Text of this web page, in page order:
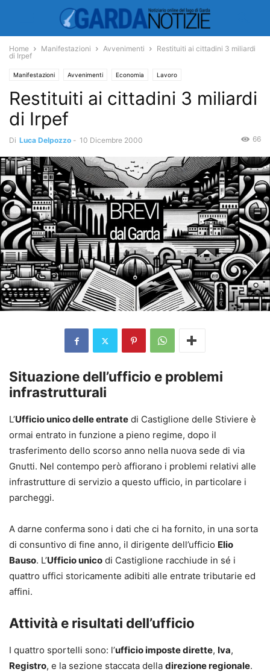
Home Manifestazioni Avvenimenti
Restituiti ai cittadini 3 miliardi
di Irpef
Manifestazioni Avvenimenti Economia Lavoro
Restituiti ai cittadini 3 miliardi
di Irpef
Di Luca Delpozzo - 10 Dicembre 2000 66
Situazione dell’ufficio e problemi
infrastrutturali
L’Ufficio unico delle entrate di Castiglione delle Stiviere è
ormai entrato in funzione a pieno regime, dopo il
trasferimento dello scorso anno nella nuova sede di via
Gnutti. Nel contempo però affiorano i problemi relativi alle
infrastrutture di servizio a questo ufficio, in particolare i
parcheggi.
A darne conferma sono i dati che ci ha fornito, in una sorta
di consuntivo di fine anno, il dirigente dell’ufficio Elio
Bauso. L’Ufficio unico di Castiglione racchiude in sé i
quattro uffici storicamente adibiti alle entrate tributarie ed
affini.
Attività e risultati dell’ufficio
I quattro sportelli sono: l’ufficio imposte dirette, Iva,
Registro, e la sezione staccata della direzione regionale.